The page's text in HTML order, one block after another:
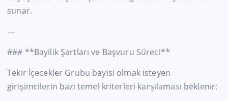
sunar.
—
### **Bayilik Şartları ve Başvuru Süreci**
Tekir İçecekler Grubu bayisi olmak isteyen
girişimcilerin bazı temel kriterleri karşılaması beklenir: